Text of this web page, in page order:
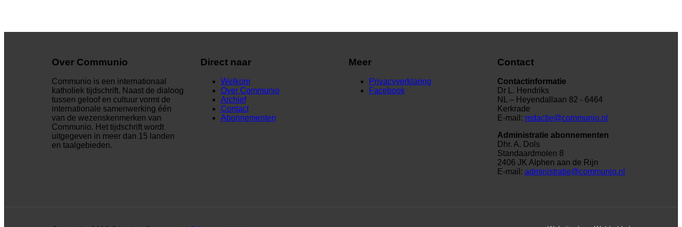
Over Communio
Communio is een internationaal
katholiek tijdschrift. Naast de dialoog
tussen geloof en cultuur vormt de
internationale samenwerking één
van de wezenskenmerken van
Communio. Het tijdschrift wordt
uitgegeven in meer dan 15 landen
en taalgebieden.
Direct naar
Welkom
Over Communio
Archief
Contact
Abonnementen
Meer
Privacyverklaring
Facebook
Contact
Contactinformatie
Dr L. Hendriks
NL – Heyendallaan 82 - 6464
Kerkrade
E-mail: redactie@communio.nl
Administratie abonnementen
Dhr. A. Dols
Standaardmolen 8
2406 JK Alphen aan de Rijn
E-mail: administratie@communio.nl